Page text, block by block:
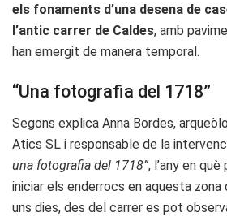
els fonaments d’una desena de
l’antic carrer de Caldes, amb
han emergit de manera temporal.
“Una fotografia del 1718”
Segons explica Anna Bordes,
Atics SL i responsable de la
una fotografia del 1718”, l’any en
iniciar els enderrocs en aquesta zona
uns dies, des del carrer es pot